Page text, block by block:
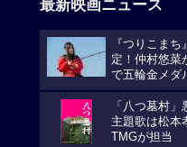
最新映画ニュース
『つりこま
定！仲村悠菜
で五輪金メダ
「八つ墓村」
主題歌は松本
TMGが担当